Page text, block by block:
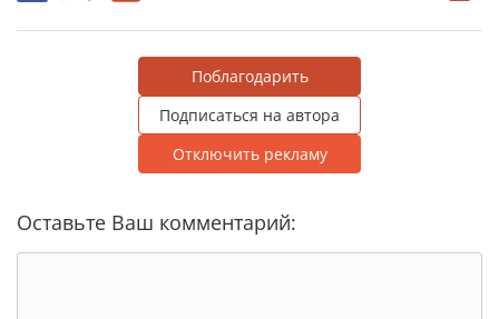
Поблагодарить
Подписаться на автора
Отключить рекламу
Оставьте Ваш комментарий: